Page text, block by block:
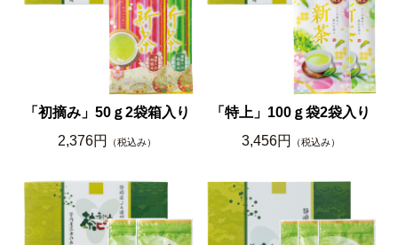
「初摘み」50ｇ2袋箱入り
2,376円
（税込み）
「特上」100ｇ袋2袋入り
3,456円
（税込み）